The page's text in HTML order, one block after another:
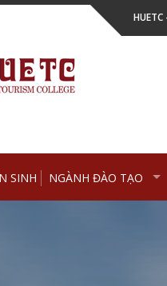
SINH NGÀNH ĐÀO TẠO